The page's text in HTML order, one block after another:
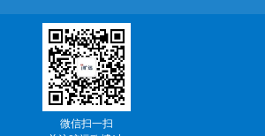
微信扫一扫